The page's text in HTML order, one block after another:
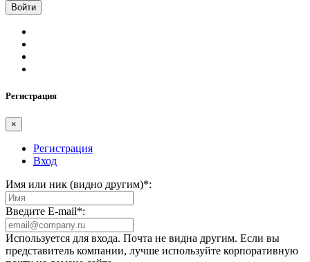
Регистрация
×
Регистрация
Вход
Имя или ник (видно другим)*:
Введите E-mail*:
Используется для входа. Почта не видна другим. Если вы
представитель компании, лучше используйте корпоративную